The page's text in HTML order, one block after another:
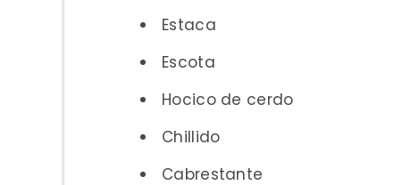
Estaca
Escota
Hocico de cerdo
Chillido
Cabrestante